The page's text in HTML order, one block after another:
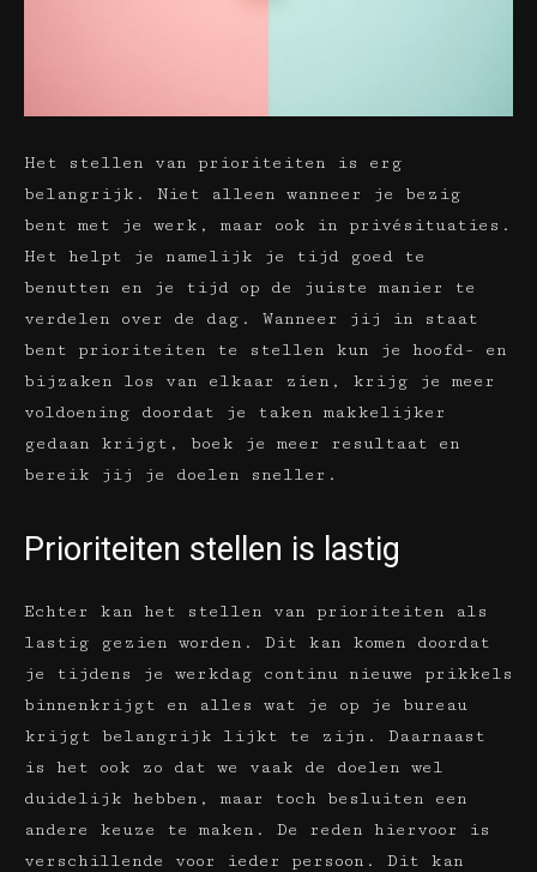
Het stellen van prioriteiten is erg
belangrijk. Niet alleen wanneer je bezig
bent met je werk, maar ook in privésituaties.
Het helpt je namelijk je tijd goed te
benutten en je tijd op de juiste manier te
verdelen over de dag. Wanneer jij in staat
bent prioriteiten te stellen kun je hoofd- en
bijzaken los van elkaar zien, krijg je meer
voldoening doordat je taken makkelijker
gedaan krijgt, boek je meer resultaat en
bereik jij je doelen sneller.
Prioriteiten stellen is lastig
Echter kan het stellen van prioriteiten als
lastig gezien worden. Dit kan komen doordat
je tijdens je werkdag continu nieuwe prikkels
binnenkrijgt en alles wat je op je bureau
krijgt belangrijk lijkt te zijn. Daarnaast
is het ook zo dat we vaak de doelen wel
duidelijk hebben, maar toch besluiten een
andere keuze te maken. De reden hiervoor is
verschillende voor ieder persoon. Dit kan